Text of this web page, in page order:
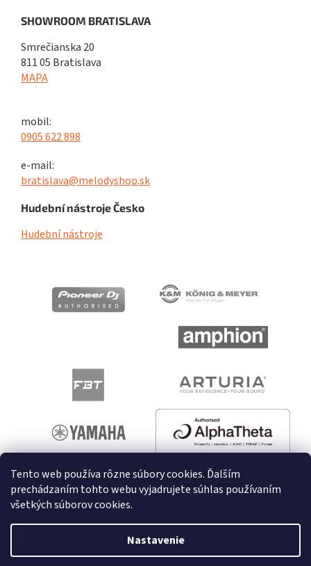
Tento web používa rôzne súbory cookies. Ďalším
prechádzaním tohto webu vyjadrujete súhlas používaním
všetkých súborov cookies.
Nastavenie
SHOWROOM BRATISLAVA
Smrečianska 20
811 05 Bratislava
MAPA
mobil:
0905 622 898
e-mail:
bratislava@melodyshop.sk
Hudební nástroje Česko
Hudební nástroje
Vytvoril Shoptet